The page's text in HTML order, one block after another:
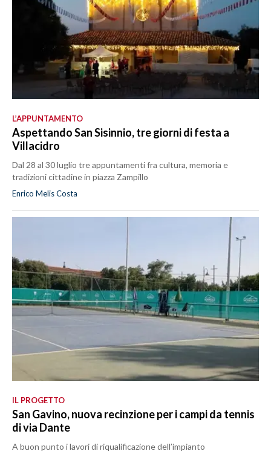
L’APPUNTAMENTO
Aspettando San Sisinnio, tre giorni di festa a
Villacidro
Dal 28 al 30 luglio tre appuntamenti fra cultura, memoria e
tradizioni cittadine in piazza Zampillo
Enrico Melis Costa
IL PROGETTO
San Gavino, nuova recinzione per i campi da tennis
di via Dante
A buon punto i lavori di riqualificazione dell’impianto